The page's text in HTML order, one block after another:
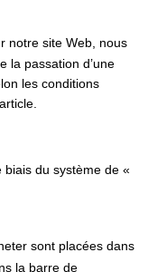
notre site Web, nous
la passation d’une
les conditions
du système de «
sont placées dans
la barre de